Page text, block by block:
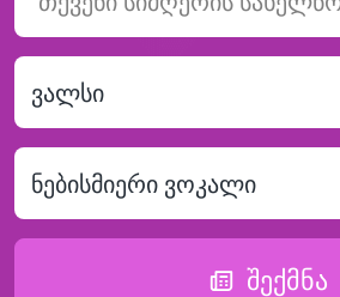
ვალსი
ნებისმიერი ვოკალი
შექმნა